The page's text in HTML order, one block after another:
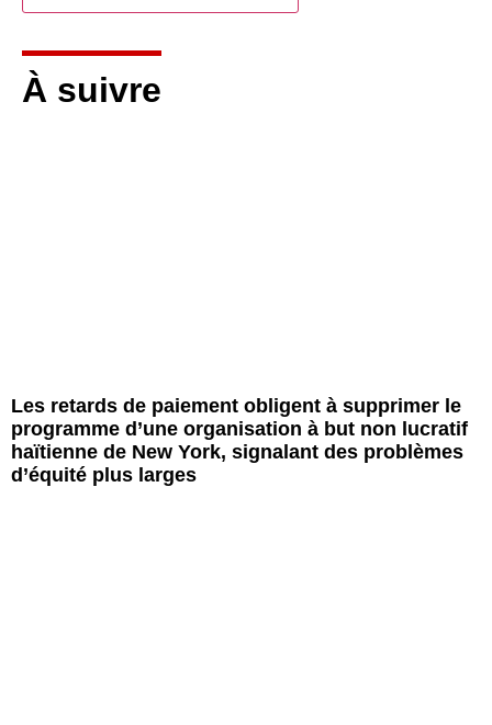
À suivre
Les retards de paiement obligent à supprimer le
programme d’une organisation à but non lucratif
haïtienne de New York, signalant des problèmes
d’équité plus larges